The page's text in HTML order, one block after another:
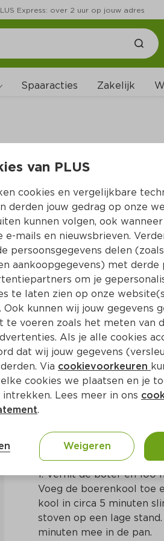
Express: over 2 uur op jouw adres
Spaaracties Zakelijk
met spek
Europees
1. Verhit de boter en 100
Voeg de boerenkool toe
kool in circa 5 minuten
stoven op een lage
minuten mee in de pan.
van PLUS
cookies en vergelijkbare
derden jouw gedrag op onze
kunnen volgen, ook
e-mails en nieuwsbrieven.
persoonsgegevens delen
aankoopgegevens) met derde
om je
te laten zien op onze
Ook kunnen wij jouw gegevens
te voeren zoals het meten van
Als je alle cookies
dat wij jouw gegevens
Via cookievoorkeuren
cookies we plaatsen en je
Lees meer in ons
.
Weigeren